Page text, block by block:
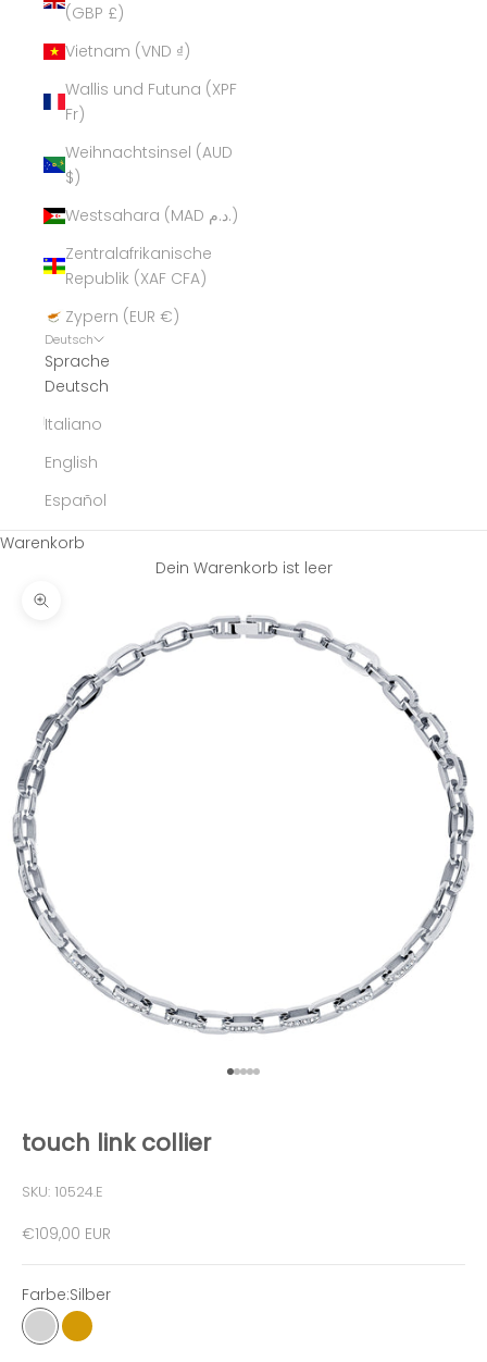
(GBP £)
Vietnam (VND ₫)
Wallis und Futuna (XPF
Fr)
Weihnachtsinsel (AUD
$)
Westsahara (MAD د.م.)
Zentralafrikanische
Republik (XAF CFA)
Zypern (EUR €)
Deutsch
Sprache
Deutsch
Italiano
English
Español
Warenkorb
Dein Warenkorb ist leer
Bild vergrößern
Gehe zu Element 1
Gehe zu Element 2
Gehe zu Element 3
Gehe zu Element 4
Gehe zu Element 5
touch link collier
SKU: 10524.E
Angebot
€109,00 EUR
Farbe:Silber
SilberGold